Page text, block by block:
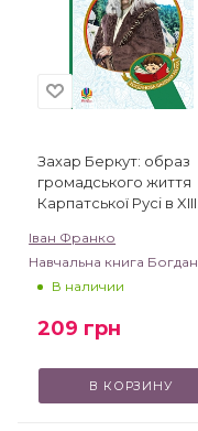
Захар Беркут: образ
громадського життя
Карпатської Русі в XIII
Іван Франко
Навчальна книга Богдан
В наличии
209 грн
В КОРЗИНУ